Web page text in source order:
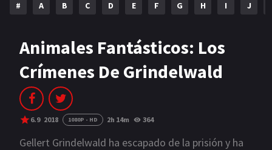
AÑOS
2023 2022
2021
2019 2018
2014 2006
# A B C D E F G H I J
Animales Fantásticos: Los
Crímenes De Grindelwald
6.9 2018 1080P - HD 2h 14m 364
Gellert Grindelwald ha escapado de la prisión y ha